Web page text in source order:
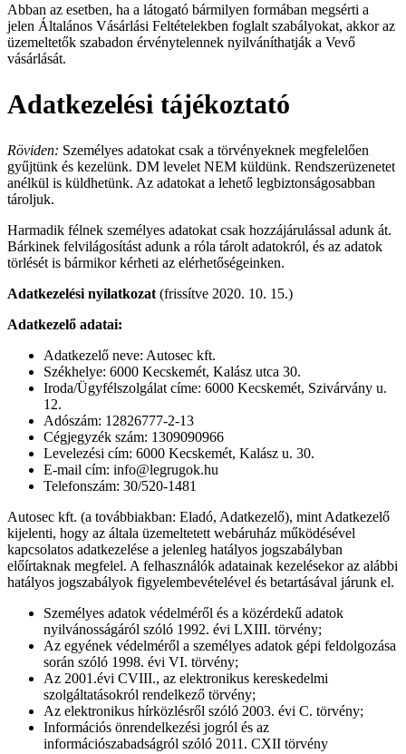
Abban az esetben, ha a látogató bármilyen formában megsérti a
jelen Általános Vásárlási Feltételekben foglalt szabályokat, akkor az
üzemeltetők szabadon érvénytelennek nyilváníthatják a Vevő
vásárlását.
Adatkezelési tájékoztató
Röviden: Személyes adatokat csak a törvényeknek megfelelően
gyűjtünk és kezelünk. DM levelet NEM küldünk. Rendszerüzenetet
anélkül is küldhetünk. Az adatokat a lehető legbiztonságosabban
tároljuk.
Harmadik félnek személyes adatokat csak hozzájárulással adunk át.
Bárkinek felvilágosítást adunk a róla tárolt adatokról, és az adatok
törlését is bármikor kérheti az elérhetőségeinken.
Adatkezelési nyilatkozat (frissítve 2020. 10. 15.)
Adatkezelő adatai:
Adatkezelő neve: Autosec kft.
Székhelye: 6000 Kecskemét, Kalász utca 30.
Iroda/Ügyfélszolgálat címe: 6000 Kecskemét, Szivárvány u.
12.
Adószám: 12826777-2-13
Cégjegyzék szám: 1309090966
Levelezési cím: 6000 Kecskemét, Kalász u. 30.
E-mail cím: info@legrugok.hu
Telefonszám: 30/520-1481
Autosec kft. (a továbbiakban: Eladó, Adatkezelő), mint Adatkezelő
kijelenti, hogy az általa üzemeltetett webáruház működésével
kapcsolatos adatkezelése a jelenleg hatályos jogszabályban
előírtaknak megfelel. A felhasználók adatainak kezelésekor az alábbi
hatályos jogszabályok figyelembevételével és betartásával járunk el.
Személyes adatok védelméről és a közérdekű adatok
nyilvánosságáról szóló 1992. évi LXIII. törvény;
Az egyének védelméről a személyes adatok gépi feldolgozása
során szóló 1998. évi VI. törvény;
Az 2001.évi CVIII., az elektronikus kereskedelmi
szolgáltatásokról rendelkező törvény;
Az elektronikus hírközlésről szóló 2003. évi C. törvény;
Információs önrendelkezési jogról és az
információszabadságról szóló 2011. CXII törvény